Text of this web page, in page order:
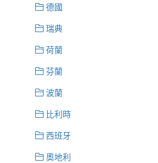
德國
瑞典
荷蘭
芬蘭
波蘭
比利時
西班牙
奧地利